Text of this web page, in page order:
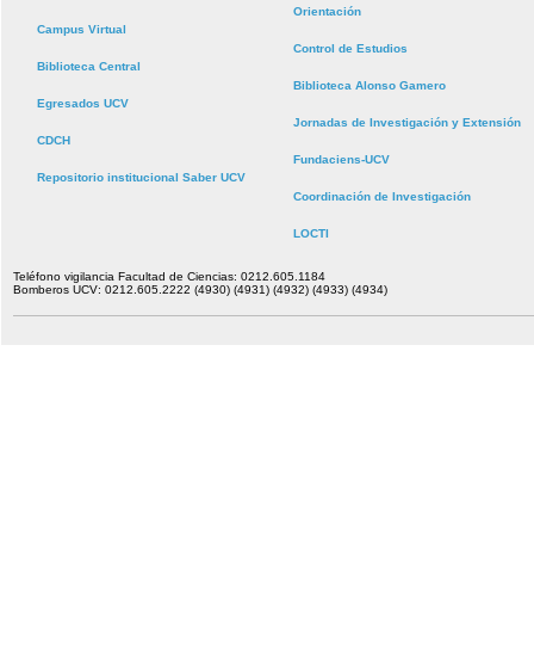
Campus Virtual
Biblioteca Central
Egresados UCV
CDCH
Repositorio institucional Saber UCV
Orientación
Control de Estudios
Biblioteca Alonso Gamero
Jornadas de Investigación y Extensión
Fundaciens-UCV
Coordinación de Investigación
LOCTI
Teléfono vigilancia Facultad de Ciencias: 0212.605.1184
Bomberos UCV: 0212.605.2222 (4930) (4931) (4932) (4933) (4934)